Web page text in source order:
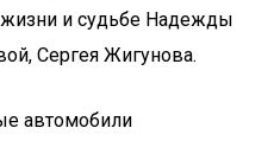
и судьбе Надежды
Сергея Жигунова.
автомобили